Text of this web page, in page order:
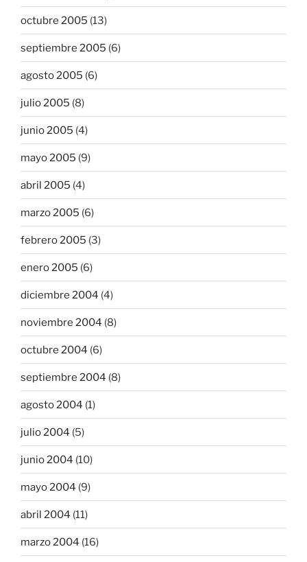
octubre 2005 (13)
septiembre 2005 (6)
agosto 2005 (6)
julio 2005 (8)
junio 2005 (4)
mayo 2005 (9)
abril 2005 (4)
marzo 2005 (6)
febrero 2005 (3)
enero 2005 (6)
diciembre 2004 (4)
noviembre 2004 (8)
octubre 2004 (6)
septiembre 2004 (8)
agosto 2004 (1)
julio 2004 (5)
junio 2004 (10)
mayo 2004 (9)
abril 2004 (11)
marzo 2004 (16)